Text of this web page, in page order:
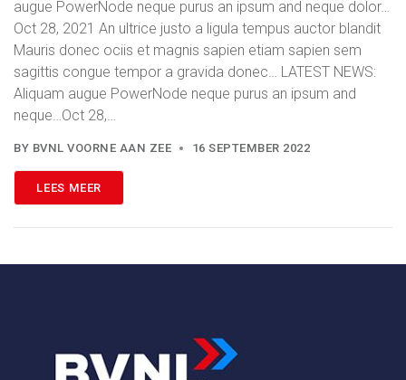
augue PowerNode neque purus an ipsum and neque dolor…
Oct 28, 2021 An ultrice justo a ligula tempus auctor blandit
Mauris donec ociis et magnis sapien etiam sapien sem
sagittis congue tempor a gravida donec… LATEST NEWS:
Aliquam augue PowerNode neque purus an ipsum and
neque…Oct 28,…
BY BVNL VOORNE AAN ZEE 16 SEPTEMBER 2022
LEES MEER